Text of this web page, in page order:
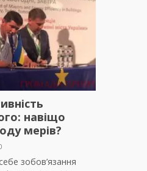
навіщо
мерів?
зобов’язання